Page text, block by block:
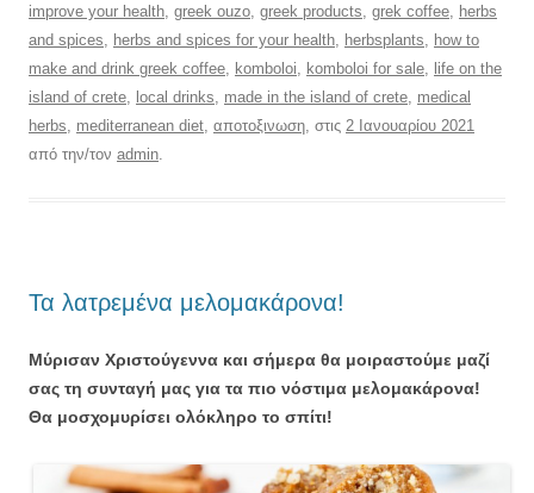
improve your health greek ouzo greek products grek coffee
herbs
and spices
herbs and spices for your health herbsplants
how to
make and drink greek coffee
komboloi komboloi for sale
life on the
island of crete
local drinks made in the island of crete medical
herbs
mediterranean diet αποτοξινωση , στις 2 Ιανουαρίου 2021
από την/τον admin
Τα λατρεμένα μελομακάρονα!
Μύρισαν Χριστούγεννα και σήμερα θα μοιραστούμε μαζί
σας τη συνταγή μας για τα πιο νόστιμα μελομακάρονα!
Θα μοσχομυρίσει ολόκληρο το σπίτι!